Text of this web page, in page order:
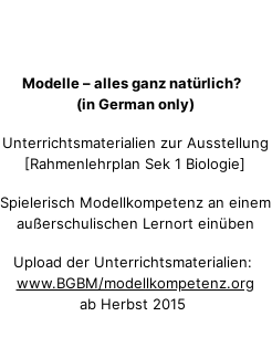
Modelle – alles ganz natürlich?
(in German only)
Unterrichtsmaterialien zur Ausstellung
[Rahmenlehrplan Sek 1 Biologie]
Spielerisch Modellkompetenz an einem
außerschulischen Lernort einüben
Upload der Unterrichtsmaterialien:
www.BGBM/modellkompetenz.org
ab Herbst 2015